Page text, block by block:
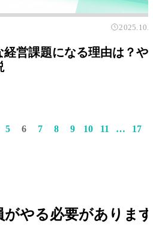
経営課題になる理由は？や
5 6 7 8 9 10 11 … 17
がやる必要があります